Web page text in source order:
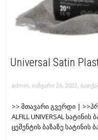
Universal Satin
admin, იანვარი 26, 2022,
>> მთავარი გვერდი |
ALFILL UNIVERSAL
ცემენტის ბაზაზე სატინის